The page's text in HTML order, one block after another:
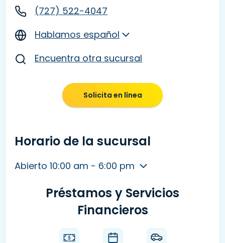
(727) 522-4047
Hablamos español
Encuentra otra sucursal
Solicita en línea
Horario de la sucursal
Abierto 10:00 am - 6:00 pm
Préstamos y Servicios
Financieros